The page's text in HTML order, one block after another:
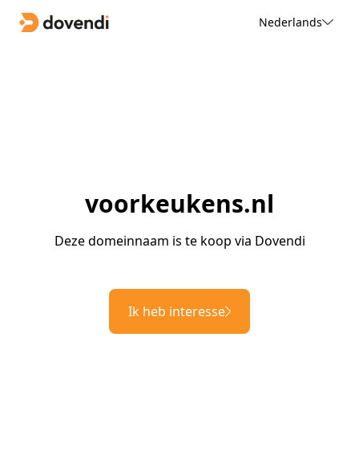
Nederlands
voorkeukens.nl
Deze domeinnaam is te koop via Dovendi
Ik heb interesse